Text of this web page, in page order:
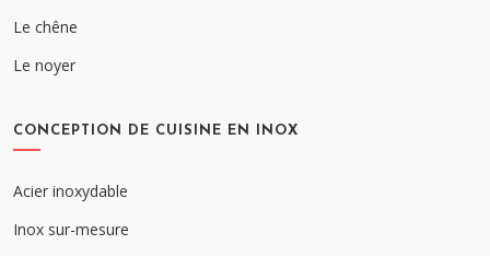
Le chêne
Le noyer
CONCEPTION DE CUISINE EN INOX
Acier inoxydable
Inox sur-mesure